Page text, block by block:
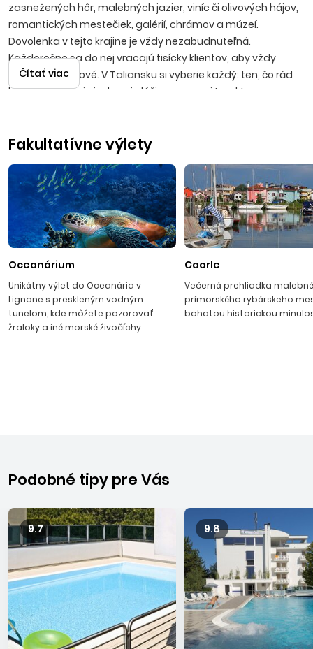
zasnežených hôr, malebných jazier, viníc či olivových hájov,
romantických mestečiek, galérií, chrámov a múzeí.
Dovolenka v tejto krajine je vždy nezabudnuteľná.
Každoročne sa do nej vracajú tisícky klientov, aby vždy
objavili niečo nové. V Taliansku si vyberie každý: ten, čo rád
leňoší na širokej pieskovej pláži na severe i ten, kto
minulých storočí si vychutnajú prechádzku miestami ako
výletov. Všetky zážitky umocní vynikajúca kuchyňa a
temperamentní hostitelia.
SEVERNÝ JADRAN
Iba 600 km od hraníc Slovenska sa nachádzajú najbližšie
pobrežia, nachádzajúca sa v regiónoch Friuli Venezia Giulia
a Veneto, je známa predovšetkým svojimi rozsiahlymi
piesočnatými plážami s mierne klesajúcim dnom, čo
Moderne vybudované známe stredisko, ležiace približne 80
km severne od Benátok. Pozostáva z viacerých častí –
centrálnej a živej Bibione Spiaggia, zelenej Lido del Sole,
pokojnej Pinedy a Lido dei Pini. More je zväčša pokojné, s
vysokým obsahom jódu a solí a s dlhým pozvoľným
vstupom do mora, kde sa rodičia nemusia báť o svoje
ratolesti. Čistá, udržiavaná 8 km dlhá piesočnatá široká pláž
vybavená sprchami, kabínkami na prezliekanie a plážovými
Čítať viac
Fakultatívne výlety
Oceanárium
Unikátny výlet do Oceanária v
Lignane s preskleným vodným
tunelom, kde môžete pozorovať
žraloky a iné morské živočíchy.
Caorle
Večerná prehliadka
prímorského rybárskeho
bohatou historickou
Podobné tipy pre Vás
9.7 9.8